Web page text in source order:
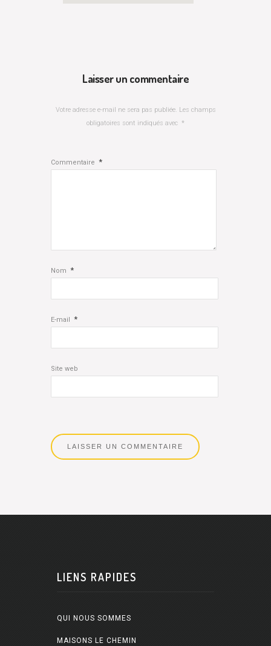
Laisser un commentaire
Votre adresse e-mail ne sera pas publiée. Les champs
obligatoires sont indiqués avec *
Commentaire *
Nom *
E-mail *
Site web
LIENS RAPIDES
QUI NOUS SOMMES
MAISONS LE CHEMIN